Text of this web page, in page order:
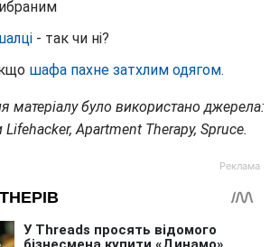
- так чи ні?
шафа пахне затхлим одягом.
матеріалу було використано джерела:
Lifehacker, Apartment Therapy, Spruce.